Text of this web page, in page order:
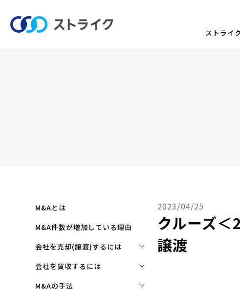
ストライ
M&Aとは
M&A件数が増加している理由
会社を売却(譲渡)するには
会社を売却(譲渡)するには
M&Aで売れる会社の条件とは
会社を買収するには
会社を買収するには
M&Aの手法
2023/04/25
クルーズ＜
譲渡